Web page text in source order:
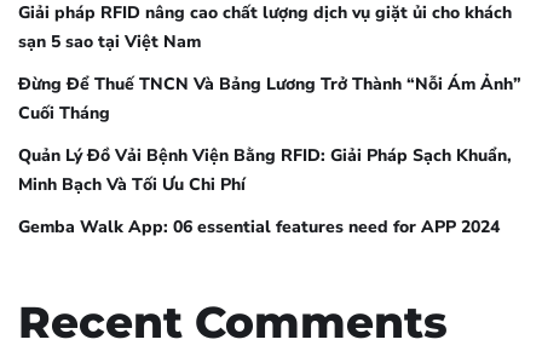
Giải pháp RFID nâng cao chất lượng dịch vụ giặt ủi cho khách
sạn 5 sao tại Việt Nam
Đừng Để Thuế TNCN Và Bảng Lương Trở Thành “Nỗi Ám Ảnh”
Cuối Tháng
Quản Lý Đồ Vải Bệnh Viện Bằng RFID: Giải Pháp Sạch Khuẩn,
Minh Bạch Và Tối Ưu Chi Phí
Gemba Walk App: 06 essential features need for APP 2024
Recent Comments